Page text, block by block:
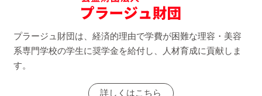
プラージュ財団は、経済的理由で学費が困難な理容・美容
系専門学校の学生に奨学金を給付し、人材育成に貢献しま
す。
詳しくはこちら